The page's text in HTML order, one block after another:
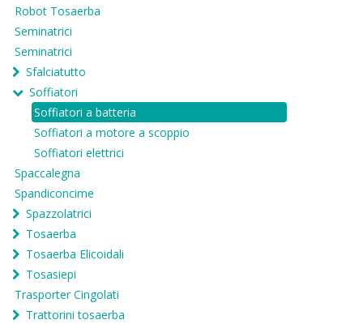
Robot Tosaerba
Seminatrici
Seminatrici
Sfalciatutto
Soffiatori
Soffiatori a batteria
Soffiatori a motore a scoppio
Soffiatori elettrici
Spaccalegna
Spandiconcime
Spazzolatrici
Tosaerba
Tosaerba Elicoidali
Tosasiepi
Trasporter Cingolati
Trattorini tosaerba